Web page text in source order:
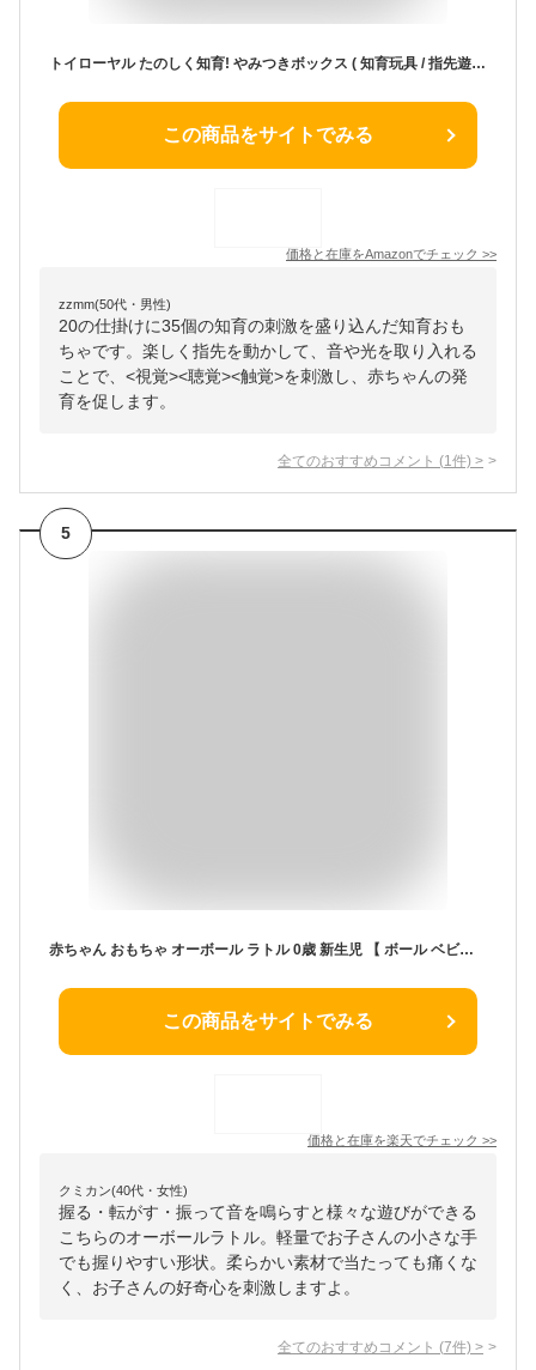
トイローヤル たのしく知育! やみつきボックス ( 知育玩具 / 指先遊び / 発育 ) 男の子 女の子 赤ちゃん おもちゃ 10ヶ月~ 音が鳴る 仕掛け
この商品をサイトでみる
価格と在庫をAmazonでチェック >>
zzmm(50代・男性)
20の仕掛けに35個の知育の刺激を盛り込んだ知育おも
ちゃです。楽しく指先を動かして、音や光を取り入れる
ことで、<視覚><聴覚><触覚>を刺激し、赤ちゃんの発
育を促します。
全てのおすすめコメント (1 件) >
5
赤ちゃん おもちゃ オーボール ラトル 0歳 新生児 【 ボール ベビー ガラガラ お風呂 あみあみ いつから 1ヶ月 2ヶ月 3ヶ月 4ヶ月 5ヶ月 6ヶ月 7ヶ月 プーさん ディズニー 1歳 2歳 出産祝い 知育玩具 室内 車内 お風呂 準備 プレゼント クリスマス xmas 2024 プレゼント
この商品をサイトでみる
価格と在庫を楽天でチェック >>
クミカン(40代・女性)
握る・転がす・振って音を鳴らすと様々な遊びができる
こちらのオーボールラトル。軽量でお子さんの小さな手
でも握りやすい形状。柔らかい素材で当たっても痛くな
く、お子さんの好奇心を刺激しますよ。
全てのおすすめコメント (7件) >